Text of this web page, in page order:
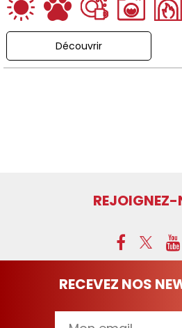
Découvrir
REJOIGNEZ-
RECEVEZ NOS